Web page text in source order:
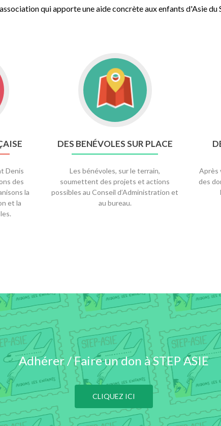
qui apporte une aide concrète aux enfants d'Asie du
Denis
des
la
et la
DES BENÉVOLES SUR PLACE
Les bénévoles, sur le terrain,
soumettent des projets et actions
possibles au Conseil d’Administration et
au bureau.
Après
des
Adhérer / Faire un don à STEP ASIE
CLIQUEZ ICI